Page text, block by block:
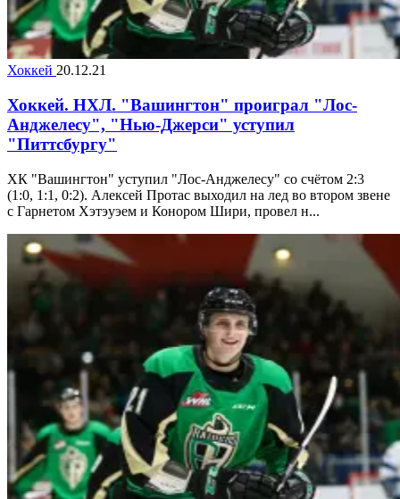
Хоккей 20.12.21
Хоккей. НХЛ. "Вашингтон" проиграл "Лос-
Анджелесу", "Нью-Джерси" уступил
"Питтсбургу"
ХК "Вашингтон" уступил "Лос-Анджелесу" со счётом 2:3
(1:0, 1:1, 0:2). Алексей Протас выходил на лед во втором звене
с Гарнетом Хэтэуэем и Конором Шири, провел н...